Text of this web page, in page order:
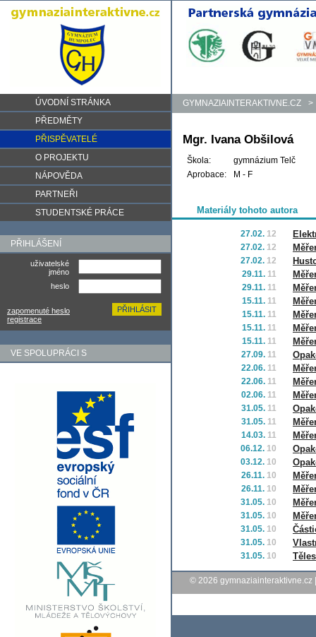
ÚVODNÍ STRÁNKA
PŘEDMĚTY
PŘISPĚVATELÉ
O PROJEKTU
NÁPOVĚDA
PARTNEŘI
STUDENTSKÉ PRÁCE
PŘIHLÁŠENÍ
uživatelské
jméno
heslo
zapomenuté heslo
registrace
VE SPOLUPRÁCI S
GYMNAZIAINTERAKTIVNE.CZ >
Mgr. Ivana Obšilová
Škola:
gymnázium Telč
Aprobace:
M - F
Materiály tohoto autora
27.02. 12
27.02. 12
27.02. 12
29.11. 11
29.11. 11
15.11. 11
15.11. 11
15.11. 11
15.11. 11
27.09. 11
22.06. 11
22.06. 11
02.06. 11
31.05. 11
31.05. 11
14.03. 11
06.12. 10
03.12. 10
26.11. 10
26.11. 10
31.05. 10
31.05. 10
31.05. 10
31.05. 10
31.05. 10
© 2026 gymnaziainteraktivne.cz